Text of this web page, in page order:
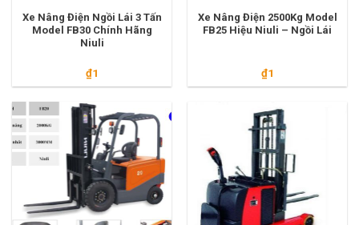
Xe Nâng Điện Ngồi Lái 3 Tấn
Model FB30 Chính Hãng
Niuli
₫1
Xe Nâng Điện 2500Kg Model
FB25 Hiệu Niuli – Ngồi Lái
₫1